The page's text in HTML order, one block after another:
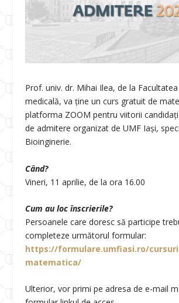
Prof. univ. dr. Mihai Ilea, de la
medicală, va ține un curs gratuit de
platforma ZOOM pentru viitorii
de admitere organizat de UMF Iași,
Bioinginerie.
Când?
Vineri, 11 aprilie, de la ora 16.00
Cum au loc înscrierile?
Persoanele care doresc să participe
completeze următorul formular:
https://formulare.umfiasi.ro/
matematica/
Ulterior, vor primi pe adresa de e-mail